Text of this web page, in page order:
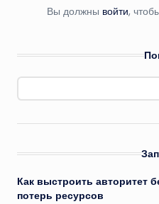
Вы должны войти,
Как выстроить авторитет
потерь ресурсов